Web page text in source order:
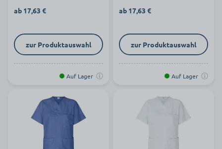
ab 17,63 €
zur Produktauswahl
Auf Lager
ab 17,63 €
zur Produktauswahl
Auf Lager